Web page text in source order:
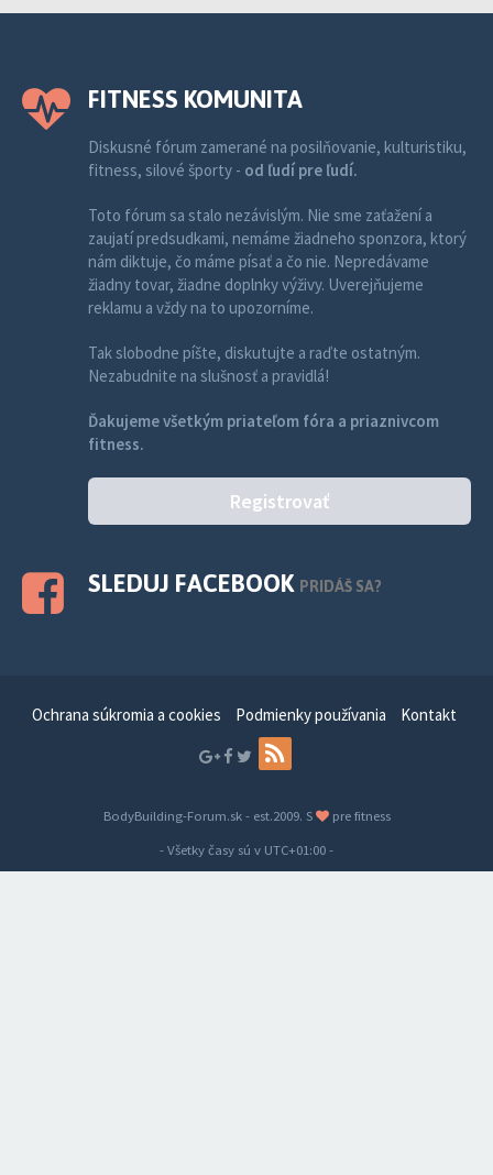
FITNESS KOMUNITA
Diskusné fórum zamerané na posilňovanie, kulturistiku,
fitness, silové športy - od ľudí pre ľudí.
Toto fórum sa stalo nezávislým. Nie sme zaťažení a
zaujatí predsudkami, nemáme žiadneho sponzora, ktorý
nám diktuje, čo máme písať a čo nie. Nepredávame
žiadny tovar, žiadne doplnky výživy. Uverejňujeme
reklamu a vždy na to upozorníme.
Tak slobodne píšte, diskutujte a raďte ostatným.
Nezabudnite na slušnosť a pravidlá!
Ďakujeme všetkým priateľom fóra a priaznivcom
fitness.
Registrovať
SLEDUJ FACEBOOK PRIDÁŠ SA?
Ochrana súkromia a cookies Podmienky používania Kontakt
BodyBuilding-Forum.sk - est.2009. S
pre fitness
- Všetky časy sú v UTC+01:00-